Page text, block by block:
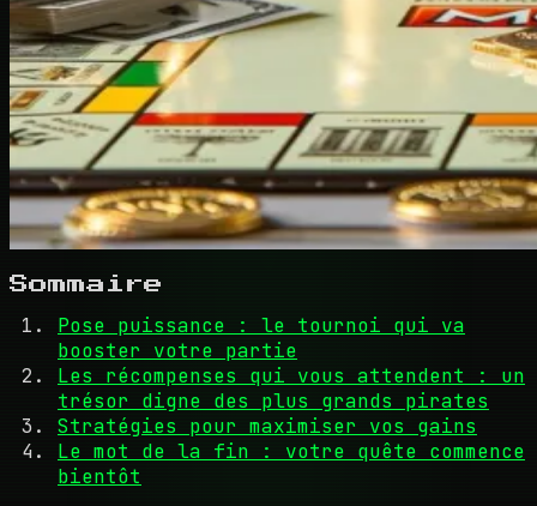
Sommaire
Pose puissance : le tournoi qui va
booster votre partie
Les récompenses qui vous attendent : un
trésor digne des plus grands pirates
Stratégies pour maximiser vos gains
Le mot de la fin : votre quête commence
bientôt